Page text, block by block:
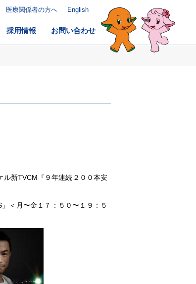
採用情報 お問い合わせ
医療関係者の方へ English
新TVCM『９年連続２００本安
＜月〜金１７：５０〜１９：５